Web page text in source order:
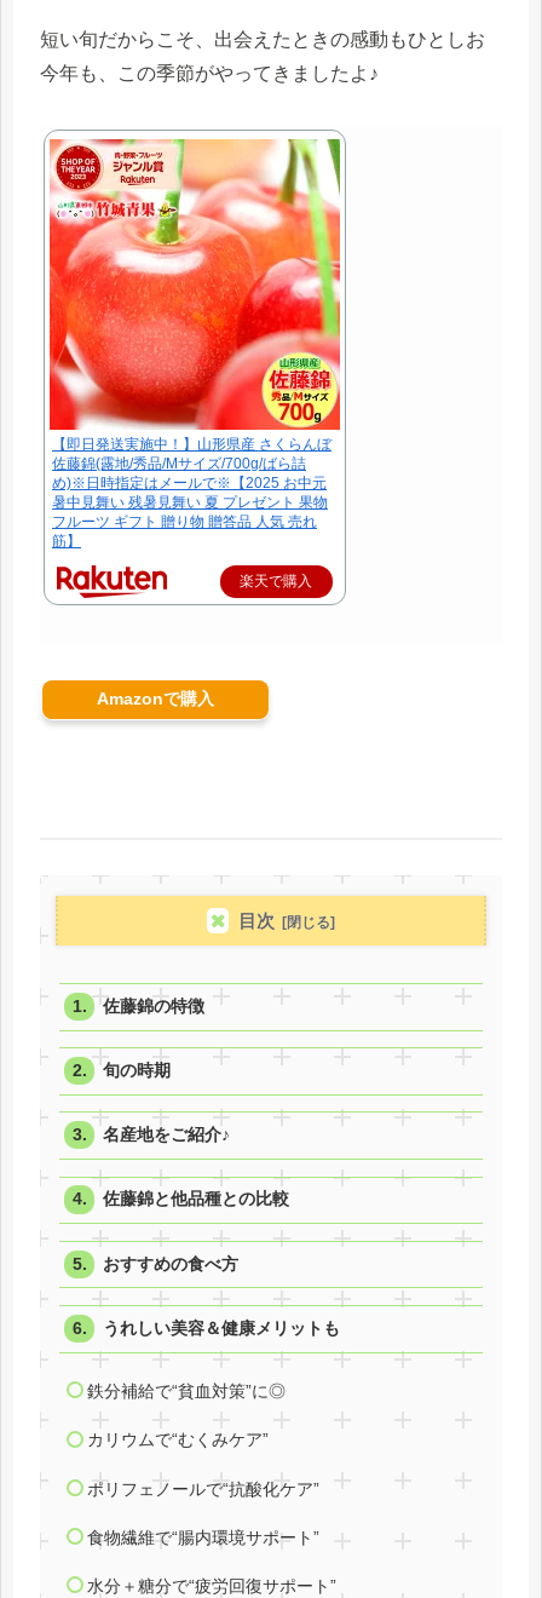
短い旬だからこそ、出会えたときの感動もひとしお
今年も、この季節がやってきましたよ♪
【即日発送実施中！】山形県産 さくらんぼ
佐藤錦(露地/秀品/Mサイズ/700g/ばら詰
め)※日時指定はメールで※【2025 お中元
暑中見舞い 残暑見舞い 夏 プレゼント 果物
フルーツ ギフト 贈り物 贈答品 人気 売れ
筋】
楽天で購入
Amazonで購入
目次
佐藤錦の特徴
旬の時期
名産地をご紹介♪
佐藤錦と他品種との比較
おすすめの食べ方
うれしい美容＆健康メリットも
鉄分補給で“貧血対策”に◎
カリウムで“むくみケア”
ポリフェノールで“抗酸化ケア”
食物繊維で“腸内環境サポート”
水分＋糖分で“疲労回復サポート”